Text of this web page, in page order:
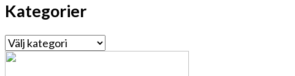
Kategorier
Kategorier